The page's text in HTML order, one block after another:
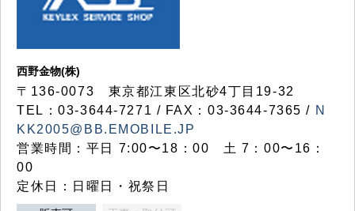
西野金物(株)
〒136-0073 東京都江東区北砂4丁目19-32
TEL：03‐3644‐7271 / FAX：03-3644-7365 / N
KK2005@BB.EMOBILE.JP
営業時間：平日 7:00〜18：00 土 7：00〜16：
00
定休日：日曜日・祝祭日